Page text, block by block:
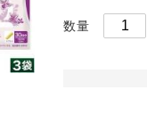
数量